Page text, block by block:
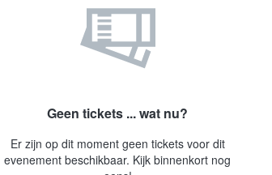
Geen tickets ... wat nu?
Er zijn op dit moment geen tickets voor dit
evenement beschikbaar. Kijk binnenkort nog